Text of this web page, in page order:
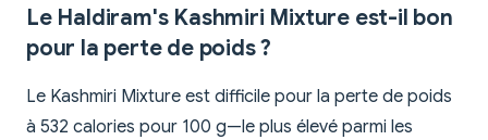
Le Haldiram's Kashmiri Mixture est-il bon
pour la perte de poids ?
Le Kashmiri Mixture est difficile pour la perte de poids
à 532 calories pour 100 g—le plus élevé parmi les